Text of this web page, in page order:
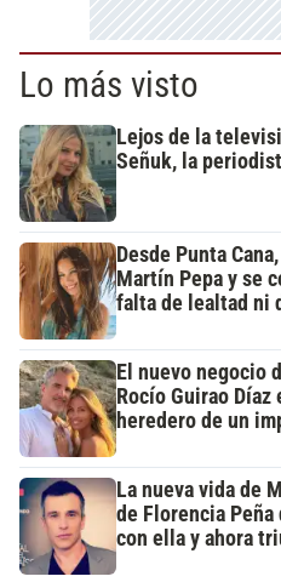
Lo más visto
Lejos de la
Señuk, la
Desde Punta
Martín Pepa y se
falta de lealtad ni
El nuevo negocio
Rocío Guirao
heredero de un
La nueva vida de
de Florencia
con ella y ahora